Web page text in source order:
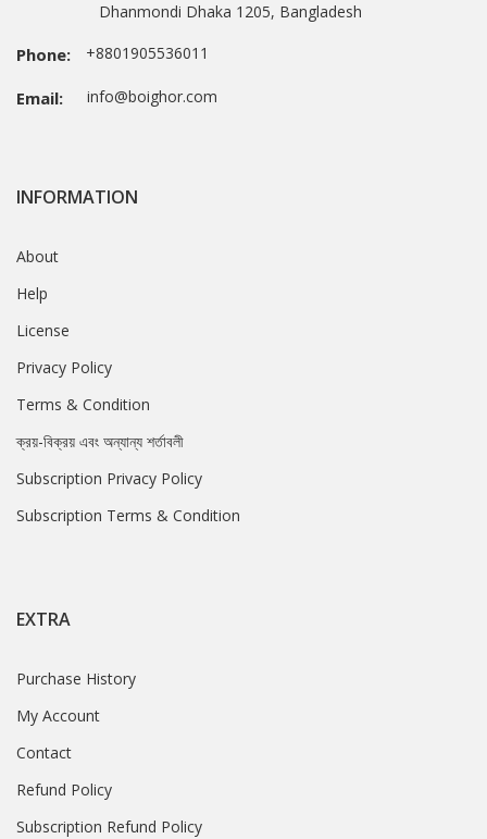
Dhanmondi Dhaka 1205, Bangladesh
Phone: +8801905536011
Email: info@boighor.com
INFORMATION
About
Help
License
Privacy Policy
Terms & Condition
ক্রয়-বিক্রয় এবং অন্যান্য শর্তাবলী
Subscription Privacy Policy
Subscription Terms & Condition
EXTRA
Purchase History
My Account
Contact
Refund Policy
Subscription Refund Policy